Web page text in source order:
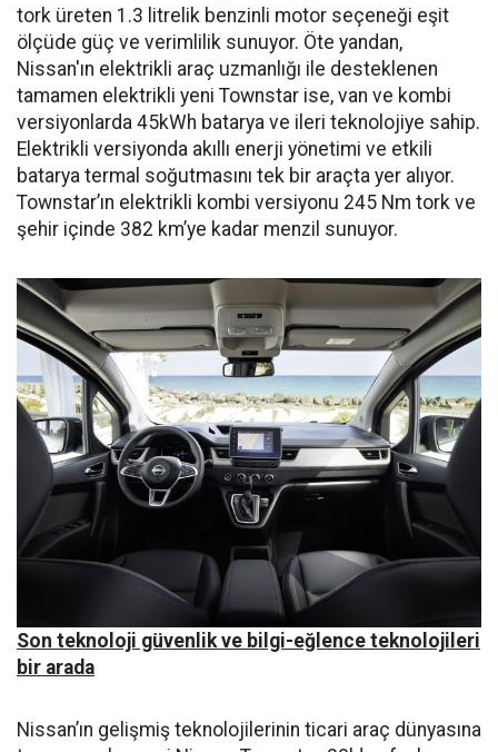
tork üreten 1.3 litrelik benzinli motor seçeneği eşit
ölçüde güç ve verimlilik sunuyor. Öte yandan,
Nissan'ın elektrikli araç uzmanlığı ile desteklenen
tamamen elektrikli yeni Townstar ise, van ve kombi
versiyonlarda 45kWh batarya ve ileri teknolojiye sahip.
Elektrikli versiyonda akıllı enerji yönetimi ve etkili
batarya termal soğutmasını tek bir araçta yer alıyor.
Townstar’ın elektrikli kombi versiyonu 245 Nm tork ve
şehir içinde 382 km’ye kadar menzil sunuyor.
Son teknoloji güvenlik ve bilgi-eğlence teknolojileri
bir arada
Nissan’ın gelişmiş teknolojilerinin ticari araç dünyasına